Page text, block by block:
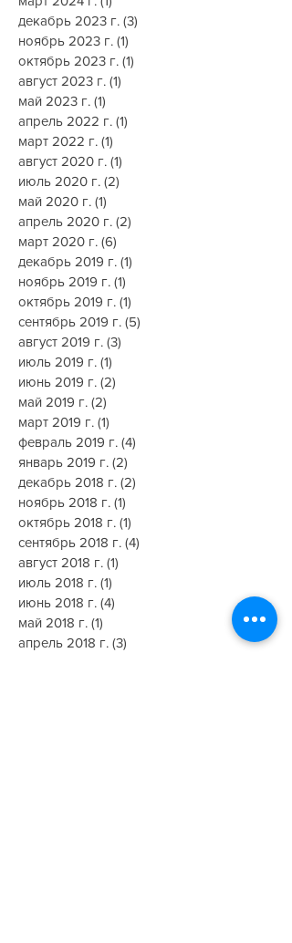
апрель 2024 г.
(1)1 пост
март 2024 г.
1 пост
декабрь 2023 г. (3)
ноябрь 2023 г. (1) 1 пост
октябрь 2023 г.
август 2023 г.
(1)1 пост
май 2023 г.
(1)1 пост
апрель 2022 г. (1)
март 2022 г.
(1)1 пост
август 2020 г. (1)
июль 2020 г. (2)2 поста
май 2020 г.
(1)1 пост
апрель 2020 г.
(2)
март 2020 г.
(6)6 постов
декабрь 2019 г. (1)
ноябрь 2019 г.
(1) 1 пост
октябрь 2019 г.
(1) 1 пост
сентябрь 2019 г.
август 2019 г. (3)
июль 2019 г. (1) 1 пост
июнь 2019 г. (2)
май 2019 г. (2)2 поста
март 2019 г.
1 пост
февраль 2019 г. (4)
январь 2019 г.
(2) 2 поста
декабрь 2018 г. (2)
ноябрь 2018 г.
(1) 1 пост
октябрь 2018 г.
(1) 1 пост
сентябрь 2018 г.
август 2018 г. (1)
июль 2018 г. (1)1 пост
июнь 2018 г. (4)4 поста
май 2018 г.
1 пост